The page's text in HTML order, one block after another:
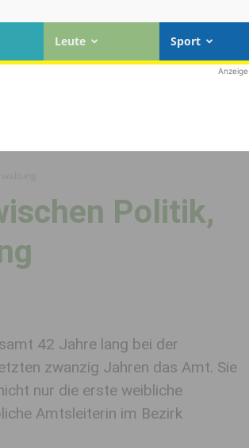
Leute Sport
Anzeige
Politik,
42 Jahre lang bei der
zwanzig Jahren das Amt. Sie
nur die erste weibliche
Amtsleiterin im Bezirk